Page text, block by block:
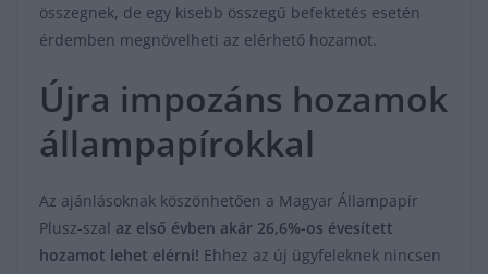
összegnek, de egy kisebb összegű befektetés esetén
érdemben megnövelheti az elérhető hozamot.
Újra impozáns hozamok
állampapírokkal
Az ajánlásoknak köszönhetően a Magyar Állampapír
Plusz-szal az első évben akár 26,6%-os évesített
hozamot lehet elérni! Ehhez az új ügyfeleknek nincsen